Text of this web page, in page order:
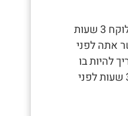
1. החוק בעצם אומר שלוקח 3 שעות
אתה לפני
להיות בו